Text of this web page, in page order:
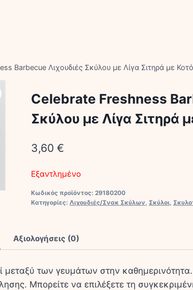
Barbecue Λιχουδιές Σκύλου με Λίγα Σιτηρά με
Celebrate Freshness
Σκύλου με Λίγα Σιτηρά
3,60 €
Εξαντλημένο
Κωδικός προϊόντος: 29180200
Κατηγορίες: Λιχουδιές/Σνακ Σκύλων, Σκύλοι,
Αξιολογήσεις (0)
των γευμάτων στην
Μπορείτε να επιλέξετε τη